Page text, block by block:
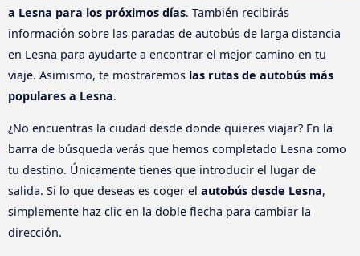
a Lesna para los próximos días. También recibirás
información sobre las paradas de autobús de larga distancia
en Lesna para ayudarte a encontrar el mejor camino en tu
viaje. Asimismo, te mostraremos las rutas de autobús más
populares a Lesna.
¿No encuentras la ciudad desde donde quieres viajar? En la
barra de búsqueda verás que hemos completado Lesna como
tu destino. Únicamente tienes que introducir el lugar de
salida. Si lo que deseas es coger el autobús desde Lesna,
simplemente haz clic en la doble flecha para cambiar la
dirección.